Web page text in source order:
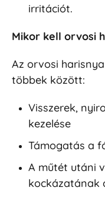
irritációt.
Mikor kell orvosi
Az orvosi
többek között:
Visszerek,
kezelése
Támogatás a
A műtét utáni
kockázatának